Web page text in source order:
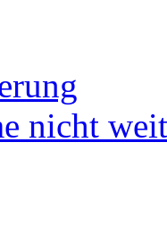
nicht